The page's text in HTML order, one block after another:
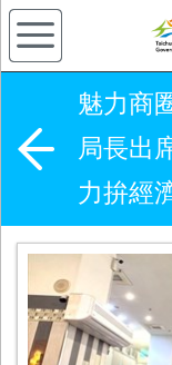
魅力商
局長出
力拚經